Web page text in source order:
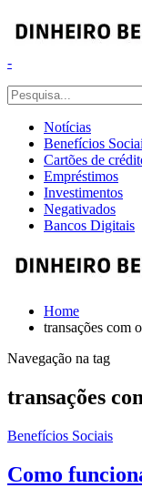
-
Notícias
Benefícios
Cartões de
Empréstimos
Investimentos
Negativados
Bancos Digitais
Home
transações com
Navegação na tag
transações
Benefícios Sociais
Como